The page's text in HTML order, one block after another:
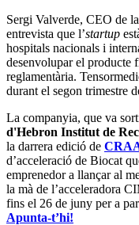
Sergi Valverde, CEO de
entrevista que l’startup
hospitals nacionals i
desenvolupar el
reglamentària.
durant el segon trimestre
La companyia, que va
d'Hebron Institut de
la darrera edició de
d’acceleració de Biocat
emprenedor a llançar al
la mà de l’acceleradora
fins el 26 de juny per a
Apunta-t’hi!